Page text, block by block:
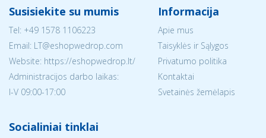
Susisiekite su mumis
Tel: +49 1578 1106223
Email: LT@eshopwedrop.com
Website: https://eshopwedrop.lt/
Administracijos darbo laikas:
I-V 09:00-17:00
Informacija
Apie mus
Taisyklės ir Sąlygos
Privatumo politika
Kontaktai
Svetainės žemėlapis
Socialiniai tinklai